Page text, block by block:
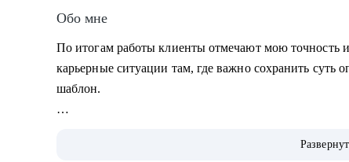
Обо мне
По итогам работы клиенты отмечают мою точность
карьерные ситуации там, где важно сохранить суть
шаблон.
• Работаю с клиентами из узкоспециализированных